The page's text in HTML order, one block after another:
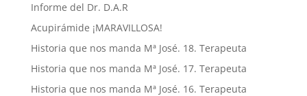
Informe del Dr. D.A.R
Acupirámide ¡MARAVILLOSA!
Historia que nos manda Mª José. 18. Terapeuta
Historia que nos manda Mª José. 17. Terapeuta
Historia que nos manda Mª José. 16. Terapeuta